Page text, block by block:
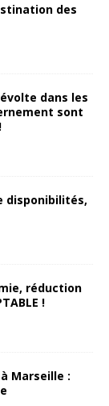
des
dans les
sont
disponibilités,
réduction
!
Marseille :